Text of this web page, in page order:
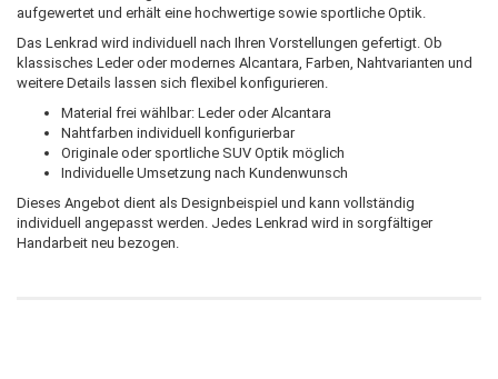
aufgewertet und erhält eine hochwertige sowie sportliche Optik.
Das Lenkrad wird individuell nach Ihren Vorstellungen gefertigt. Ob
klassisches Leder oder modernes Alcantara, Farben, Nahtvarianten und
weitere Details lassen sich flexibel konfigurieren.
Material frei wählbar: Leder oder Alcantara
Nahtfarben individuell konfigurierbar
Originale oder sportliche SUV Optik möglich
Individuelle Umsetzung nach Kundenwunsch
Dieses Angebot dient als Designbeispiel und kann vollständig
individuell angepasst werden. Jedes Lenkrad wird in sorgfältiger
Handarbeit neu bezogen.